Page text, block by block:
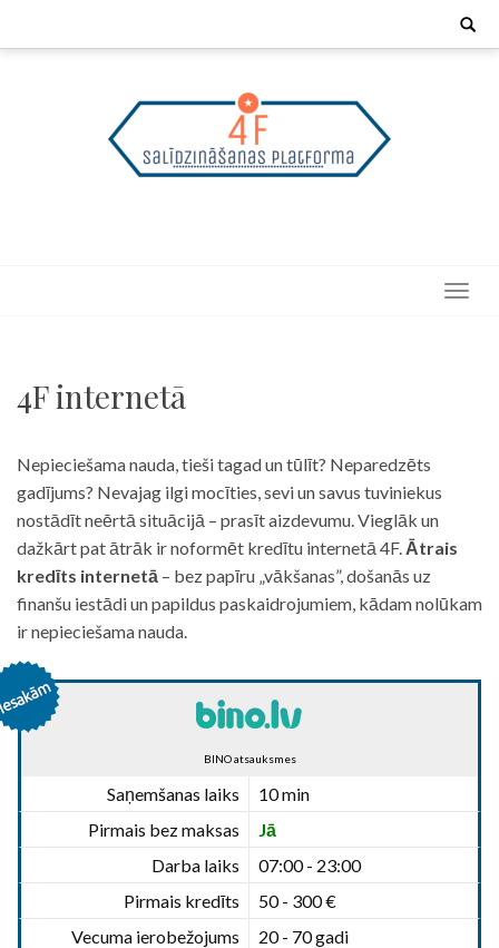
Search
4F internetā
Nepieciešama nauda, tieši tagad un tūlīt? Neparedzēts
gadījums? Nevajag ilgi mocīties, sevi un savus tuviniekus
nostādīt neērtā situācijā – prasīt aizdevumu. Vieglāk un
dažkārt pat ātrāk ir noformēt kredītu internetā 4F. Ātrais
kredīts internetā – bez papīru „vākšanas”, došanās uz
finanšu iestādi un papildus paskaidrojumiem, kādam nolūkam
ir nepieciešama nauda.
BINO atsauksmes
Saņemšanas laiks
10 min
Pirmais bez maksas
Jā
Darba laiks
07:00 - 23:00
Pirmais kredīts
50 - 300 €
Vecuma ierobežojums
20 - 70 gadi